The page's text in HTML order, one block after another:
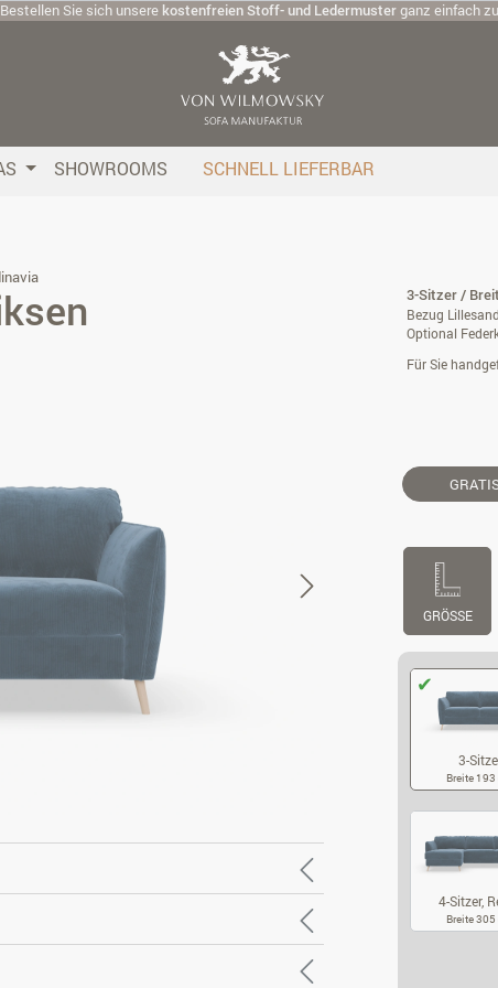
Bestellen Sie sich unsere kostenfreien Stoff- und Ledermusterganz einfach
SHOWROOMS SCHNELL LIEFERBAR
3-Sitzer /
Bezug
Optional
Für Sie
GRÖSSE
3-
Breite 193
4-Sitzer,
Breite 305